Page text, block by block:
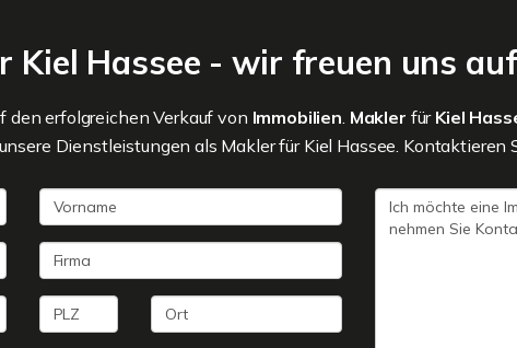
Kiel Hassee - wir freuen uns
den erfolgreichen Verkauf von Immobilien Makler für Kiel
Dienstleistungen als Makler für Kiel Hassee.